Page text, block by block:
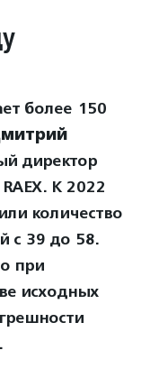
более 150
директор
К 2022
количество
с 39 до 58.
при
исходных